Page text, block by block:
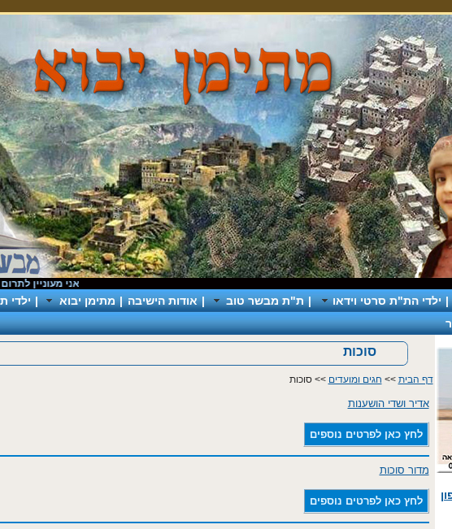
אני מעוניין לתרום|
| ילדי הת"ת סרטי וידאו | ת"ת מבשר טוב | אודות הישיבה | מתימן יבוא | ילדי
סוכות
דף הבית >> חגים ומועדים >> סוכות
אדיר ושדי הושענות
לחץ כאן לפרטים נוספים
מדור סוכות
לחץ כאן לפרטים נוספים